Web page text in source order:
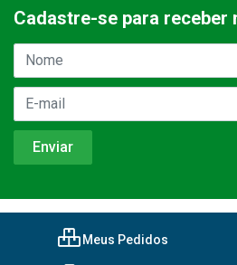
Cadastre-se para receber
Meus Pedidos